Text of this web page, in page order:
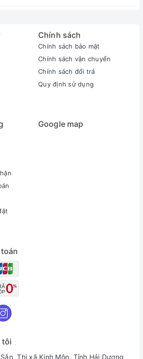
Chính sách
Chính sách bảo mật
Chính sách vận chuyển
Chính sách đổi trả
Quy định sử dụng
Google map
tôi
Thị xã Kinh Môn, Tỉnh Hải Dương,